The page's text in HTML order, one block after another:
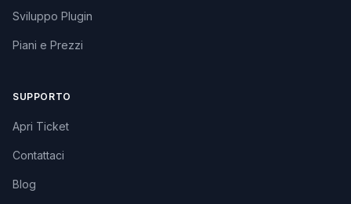
Sviluppo Plugin
Piani e Prezzi
SUPPORTO
Apri Ticket
Contattaci
Blog